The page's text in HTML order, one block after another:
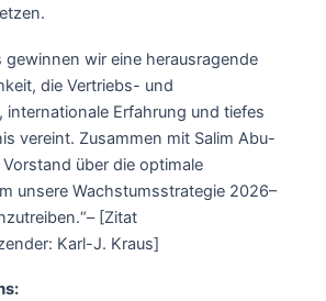
gewinnen wir eine herausragende
die Vertriebs- und
internationale Erfahrung und tiefes
vereint. Zusammen mit Salim Abu-
über die optimale
unsere Wachstumsstrategie 2026–
[Zitat
Karl-J. Kraus]